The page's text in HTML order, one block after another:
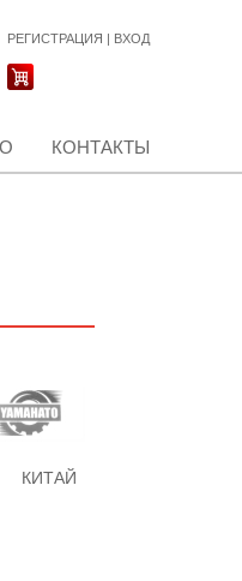
РЕГИСТРАЦИЯ | ВХОД
КОНТАКТЫ
КИТАЙ